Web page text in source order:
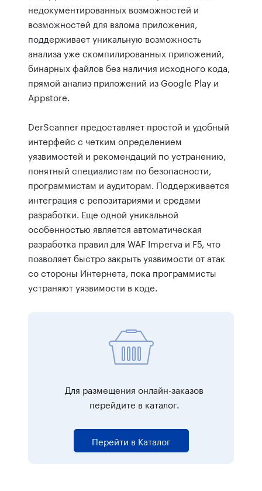
недокументированных возможностей и
возможностей для взлома приложения,
поддерживает уникальную возможность
анализа уже скомпилированных приложений,
бинарных файлов без наличия исходного кода,
прямой анализ приложений из Google Play и
Appstore.
DerScanner предоставляет простой и удобный
интерфейс с четким определением
уязвимостей и рекомендаций по устранению,
понятный специалистам по безопасности,
программистам и аудиторам. Поддерживается
интеграция с репозитариями и средами
разработки. Еще одной уникальной
особенностью является автоматическая
разработка правил для WAF Imperva и F5, что
позволяет быстро закрыть уязвимости от атак
со стороны Интернета, пока программисты
устраняют уязвимости в коде.
Для размещения онлайн-заказов
перейдите в каталог.
Перейти в Каталог